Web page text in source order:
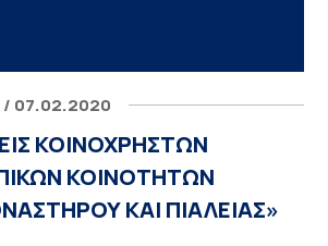
/ 07.02.2020
ΚΟΙΝΟΧΡΗΣΤΩΝ
ΚΟΙΝΟΤΗΤΩΝ
ΚΑΙ ΠΙΑΛΕΙΑΣ»